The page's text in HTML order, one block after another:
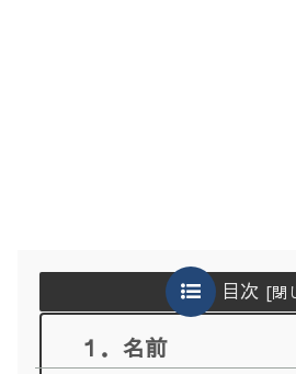
目次
１．名前